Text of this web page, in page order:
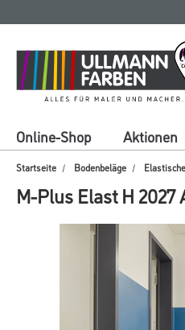
springen
springen
Online-Shop Aktionen
Startseite Bodenbeläge
M-Plus Elast H